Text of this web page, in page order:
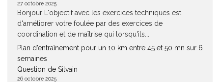
27 octobre 2025
Bonjour L'objectif avec les exercices techniques est
d'améliorer votre foulée par des exercices de
coordination et de maîtrise qui lorsqu'ils...
Plan d’entraînement pour un 10 km entre 45 et 50 mn sur 6
semaines
Question de Silvain
26 octobre 2025